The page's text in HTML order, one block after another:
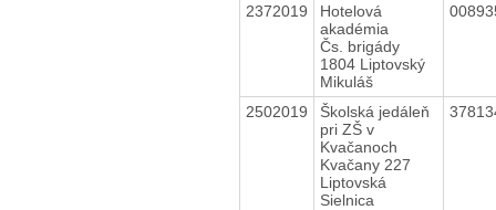
2372019
Hotelová
akadémia
Čs. brigády
1804 Liptovský
Mikuláš
2502019
Školská jedáleň
pri ZŠ v
Kvačanoch
Kvačany 227
Liptovská
Sielnica